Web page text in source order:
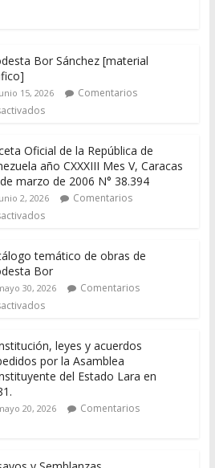
Bor Sánchez [material
15, 2026
Comentarios
Oficial de la República de
año CXXXIII Mes V, Caracas
marzo de 2006 N° 38.394
2, 2026
Comentarios
temático de obras de
Bor
30, 2026
Comentarios
leyes y acuerdos
por la Asamblea
del Estado Lara en
20, 2026
Comentarios